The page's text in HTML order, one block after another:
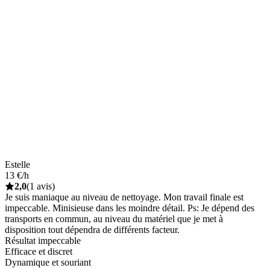
Estelle
13 €/h
2,0(1 avis)
Je suis maniaque au niveau de nettoyage. Mon travail finale est
impeccable. Minisieuse dans les moindre détail. Ps: Je dépend des
transports en commun, au niveau du matériel que je met à
disposition tout dépendra de différents facteur.
Résultat impeccable
Efficace et discret
Dynamique et souriant